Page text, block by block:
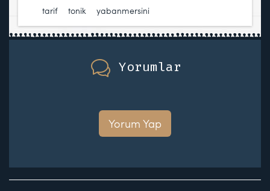
tarif tonik yabanmersini
Yorumlar
Yorum Yap